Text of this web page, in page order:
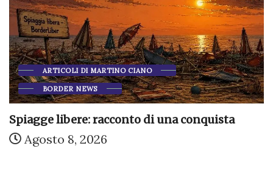
ARTICOLI DI MARTINO CIANO
BORDER NEWS
Spiagge libere: racconto di una conquista
Agosto 8, 2026